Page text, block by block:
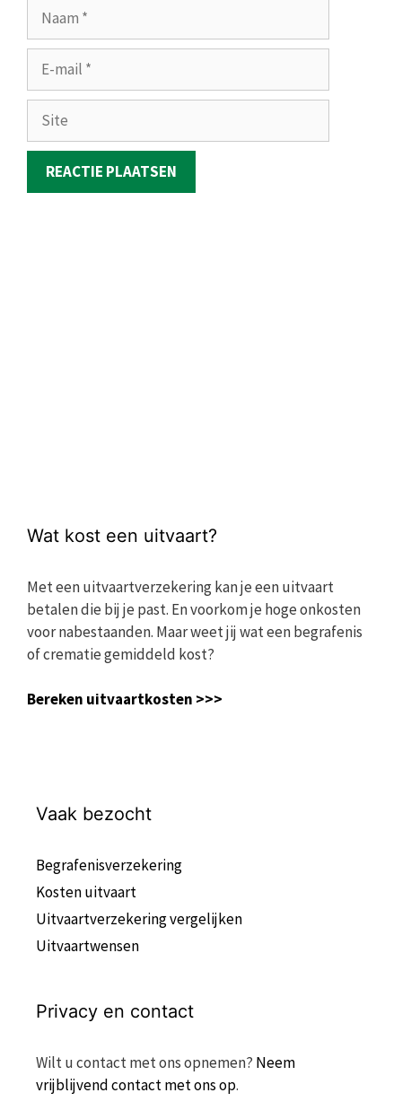
mail
Site
Wat kost een uitvaart?
Met een uitvaartverzekering kan je een uitvaart
betalen die bij je past. En voorkom je hoge onkosten
voor nabestaanden. Maar weet jij wat een begrafenis
of crematie gemiddeld kost?
Bereken uitvaartkosten >>>
Vaak bezocht
Begrafenisverzekering
Kosten uitvaart
Uitvaartverzekering vergelijken
Uitvaartwensen
Privacy en contact
Wilt u contact met ons opnemen? Neem
vrijblijvend contact met ons op.